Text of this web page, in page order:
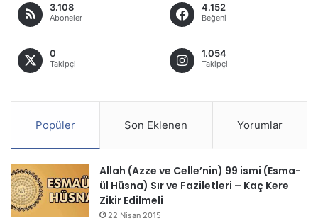
3.108
Aboneler
4.152
Beğeni
0
Takipçi
1.054
Takipçi
Popüler Son Eklenen Yorumlar
Allah (Azze ve Celle’nin) 99 ismi (Esma-
ül Hüsna) Sır ve Faziletleri – Kaç Kere
Zikir Edilmeli
22 Nisan 2015